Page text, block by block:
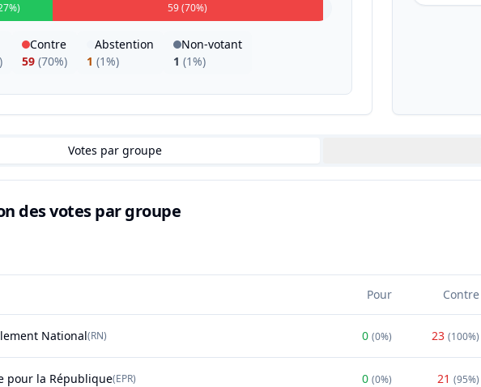
59 (70%)
)
Contre
59 (70%)
Abstention
1 (1%)
Non-votant
1 (1%)
Votes par groupe
des votes par groupe
Pour Contre
National(RN) 0 (0%) 23 (100%)
pour la République(EPR) 0 (0%) 21 (95%)